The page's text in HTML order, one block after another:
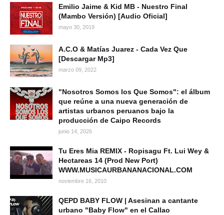
Emilio Jaime & Kid MB - Nuestro Final
(Mambo Versión) [Audio Oficial]
mayo 30, 2019
A.C.O & Matías Juarez - Cada Vez Que
[Descargar Mp3]
marzo 09, 2022
"Nosotros Somos los Que Somos": el álbum
que reúne a una nueva generación de
artistas urbanos peruanos bajo la
producción de Caipo Records
junio 14, 2026
Tu Eres Mia REMIX - Ropisagu Ft. Lui Wey &
Hectareas 14 (Prod New Port)
WWW.MUSICAURBANANACIONAL.COM
noviembre 16, 2010
QEPD BABY FLOW | Asesinan a cantante
urbano "Baby Flow" en el Callao